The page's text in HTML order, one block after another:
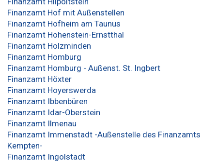
Finanzamt Hof mit Außenstellen
Finanzamt Hofheim am Taunus
Finanzamt Hohenstein-Ernstthal
Finanzamt Holzminden
Finanzamt Homburg
Finanzamt Homburg - Außenst. St. Ingbert
Finanzamt Höxter
Finanzamt Hoyerswerda
Finanzamt Ibbenbüren
Finanzamt Idar-Oberstein
Finanzamt Ilmenau
Finanzamt Immenstadt -Außenstelle des Finanzamts
Kempten-
Finanzamt Ingolstadt